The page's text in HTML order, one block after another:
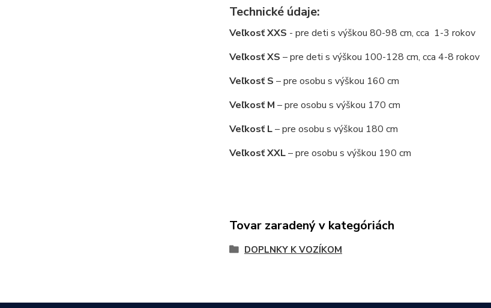
Technické údaje:
Veľkosť XXS - pre deti s výškou 80-98 cm, cca 1-3 rokov
Veľkosť XS – pre deti s výškou 100-128 cm, cca 4-8 rokov
Veľkosť S – pre osobu s výškou 160 cm
Veľkosť M – pre osobu s výškou 170 cm
Veľkosť L– pre osobu s výškou 180 cm
Veľkosť XXL– pre osobu s výškou 190 cm
Tovar zaradený v kategóriách
DOPLNKY K VOZÍKOM